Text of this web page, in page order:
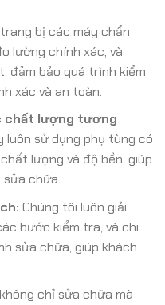
bị các máy chẩn
lường chính xác, và
đảm bảo quá trình kiểm
xác và an toàn.
chất lượng tương
luôn sử dụng phụ tùng có
lượng và độ bền, giúp
sửa chữa.
Chúng tôi luôn giải
bước kiểm tra, và chi
sửa chữa, giúp khách
chỉ sửa chữa mà